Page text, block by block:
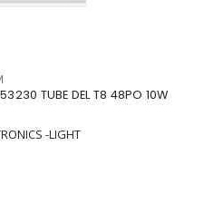
TUBE DEL T8 48PO 10W
-LIGHT